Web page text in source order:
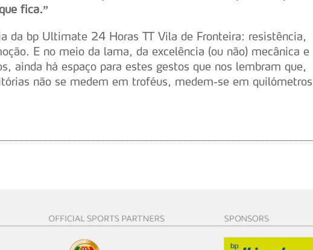
no Website e nos serviços disponibilizados.
a política de cookies do site.
fica.”
da bp Ultimate 24 Horas TT Vila de Fronteira: resistência,
E no meio da lama, da excelência (ou não) mecânica e
ainda há espaço para estes gestos que nos lembram que,
não se medem em troféus, medem-se em quilómetros